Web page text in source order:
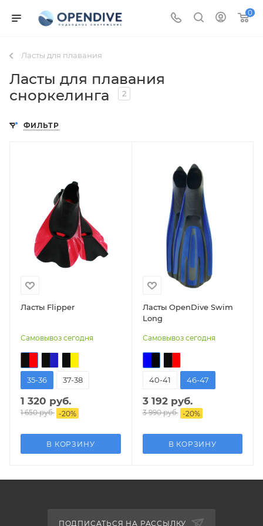
0
Ласты для плавания
Ласты для плавания
сноркелинга
2
ФИЛЬТР
Ласты Flipper
Самовывоз сегодня
35-36 37-38
1 320 руб.
1 650 руб. -20%
В КОРЗИНУ
Ласты OpenDive Swim
Long
Самовывоз сегодня
40-41 46-47
3 192 руб.
3 990 руб. -20%
В КОРЗИНУ
ПОДПИСАТЬСЯ НА РАССЫЛКУ